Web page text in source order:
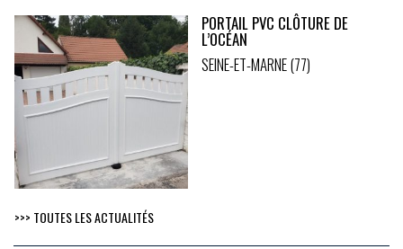
PORTAIL PVC CLÔTURE DE
L’OCÉAN
SEINE-ET-MARNE (77)
>>> TOUTES LES ACTUALITÉS